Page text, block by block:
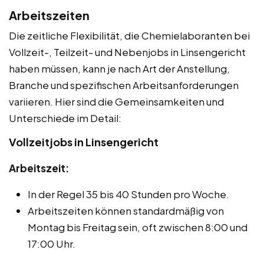
Arbeitszeiten
Die zeitliche Flexibilität, die Chemielaboranten bei
Vollzeit-, Teilzeit- und Nebenjobs in Linsengericht
haben müssen, kann je nach Art der Anstellung,
Branche und spezifischen Arbeitsanforderungen
variieren. Hier sind die Gemeinsamkeiten und
Unterschiede im Detail:
Vollzeitjobs in Linsengericht
Arbeitszeit:
In der Regel 35 bis 40 Stunden pro Woche.
Arbeitszeiten können standardmäßig von
Montag bis Freitag sein, oft zwischen 8:00 und
17:00 Uhr.